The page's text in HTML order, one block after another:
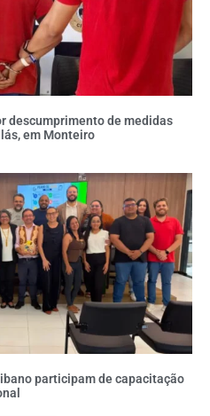
descumprimento de medidas
em Monteiro
participam de capacitação